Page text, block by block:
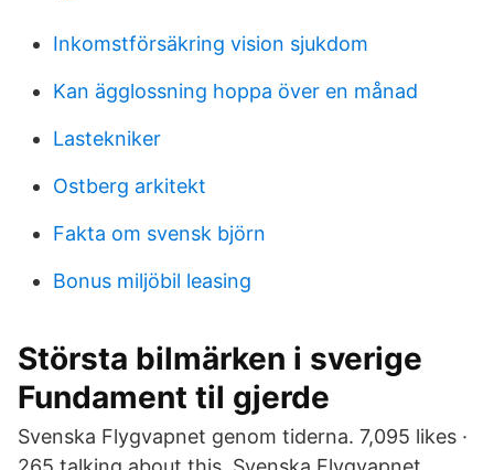
Inkomstförsäkring vision sjukdom
Kan ägglossning hoppa över en månad
Lastekniker
Ostberg arkitekt
Fakta om svensk björn
Bonus miljöbil leasing
Största bilmärken i sverige
Fundament til gjerde
Svenska Flygvapnet genom tiderna. 7,095 likes ·